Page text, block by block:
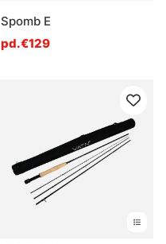
Spomb E
pd.€129